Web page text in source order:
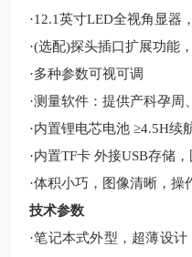
·12.1英寸LED全视角显器
·(选配)探头插口扩展功能
·多种参数可视可调
·测量软件：提供产科孕周
·内置锂电芯电池 ≥4.5H续
·内置TF卡 外接USB存储
·体积小巧，图像清晰，操
技术参数
·笔记本式外型，超薄设